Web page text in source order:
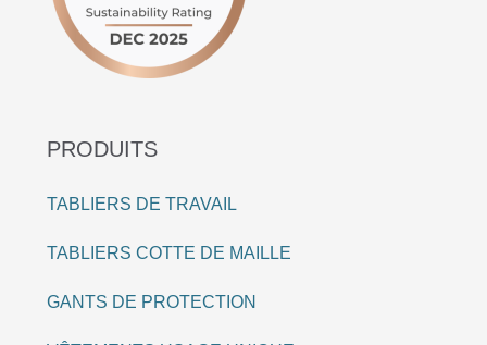
PRODUITS
TABLIERS DE TRAVAIL
TABLIERS COTTE DE MAILLE
GANTS DE PROTECTION